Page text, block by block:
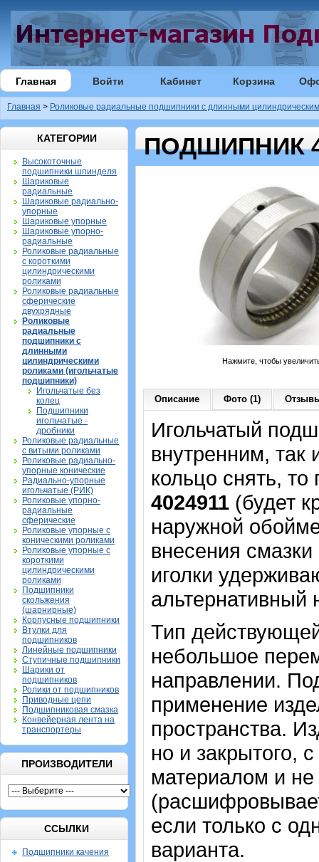
Главная Войти Кабинет Корзина
Главная > Роликовые радиальные подшипники с длинными
КАТЕГОРИИ
Высокоточные
подшипники шпинделя
Шариковые
радиальные
Шариковые радиально-
упорные
Шариковые упорные
Шариковые упорно-
радиальные
Роликовые радиальные
с короткими
цилиндрическими
роликами
Роликовые радиальные
сферические
двухрядные
Роликовые
радиальные
подшипники с
длинными
цилиндрическими
роликами (игольчатые
подшипники)
Игольчатые без
колец
Подшипники
игольчатые -
дробники
Роликовые радиальные
с витыми роликами
Роликовые радиально-
упорные конические
Радиально-упорные
игольчатые (РИК)
Роликовые упорно-
радиальные
сферические
Роликовые упорные с
коническими роликами
Роликовые упорные с
короткими
цилиндрическими
роликами
Подшипники
скольжения
(шарнирные)
Корпусные подшипники
Втулки для
подшипников
Линейные подшипники
Ступичные подшипники
Шарики от
подшипников
Ролики от подшипников
Приводные цепи
Подшипниковая смазка
Конвейерная лента на
транспортеры
ПРОИЗВОДИТЕЛИ
ССЫЛКИ
Подшипники качения
ПОДШИПНИК
Нажмите, чтобы
Описание Фото (1)
Игольчатый
внутренним,
кольцо снять,
4024911 (будет
наружной
внесения смазки
иголки
Тип
небольшое
направлении.
применение
пространства.
но и закрытого,
материалом и
если только с
варианта.